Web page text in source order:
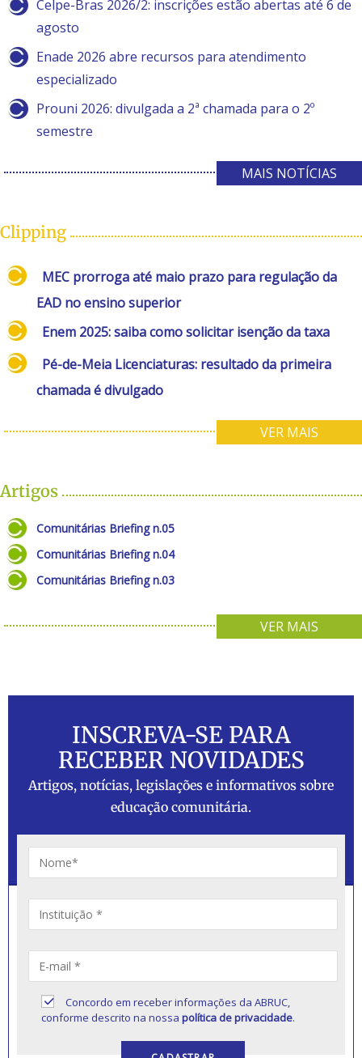
Celpe-Bras 2026/2: inscrições estão abertas até 6 de
agosto
Enade 2026 abre recursos para atendimento
especializado
Prouni 2026: divulgada a 2ª chamada para o 2º
semestre
MAIS NOTÍCIAS
Clipping
MEC prorroga até maio prazo para regulação da
EAD no ensino superior
Enem 2025: saiba como solicitar isenção da taxa
Pé-de-Meia Licenciaturas: resultado da primeira
chamada é divulgado
VER MAIS
Artigos
Comunitárias Briefing n.05
Comunitárias Briefing n.04
Comunitárias Briefing n.03
VER MAIS
INSCREVA-SE PARA
RECEBER NOVIDADES
Artigos, notícias, legislações e informativos sobre
educação comunitária.
Concordo em receber informações da ABRUC,
conforme descrito na nossapolítica de privacidade.